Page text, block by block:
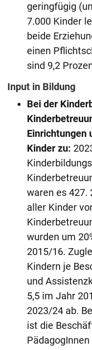
geringfügig
7.000 Kinder
beide
einen
sind 9,2
Input in Bildung
Bei der
Einrichtungen
Kinder zu:
waren es 427.
aller Kinder
wurden um
2015/16.
Kindern je
und
5,5 im Jahr
2023/24 ab.
ist die